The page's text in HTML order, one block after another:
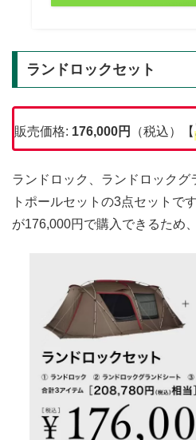
ランドロックセット
販売価格: 176,000円 （税込）【
ランドロック、ランドロックグ
トポールセットの3点セットで
が176,000円で購入できるため